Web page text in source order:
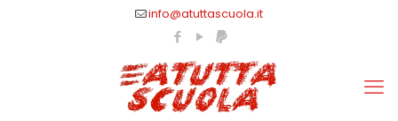
info@atuttascuola.it